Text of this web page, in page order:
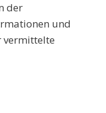
der
und
vermittelte